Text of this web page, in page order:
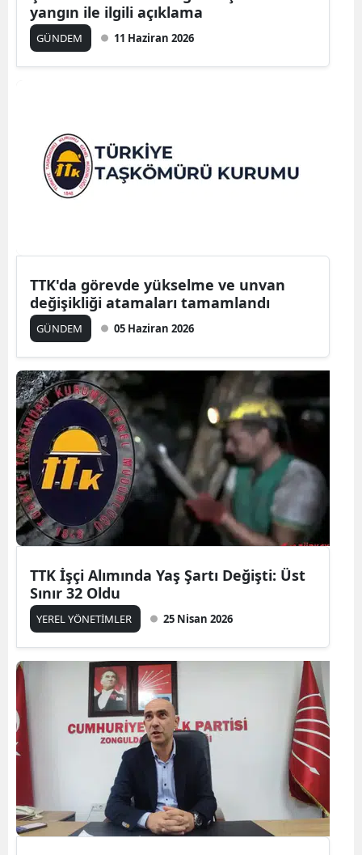
yangın ile ilgili açıklama
GÜNDEM 11 Haziran 2026
TTK'da görevde yükselme ve unvan
değişikliği atamaları tamamlandı
GÜNDEM 05 Haziran 2026
TTK İşçi Alımında Yaş Şartı Değişti: Üst
Sınır 32 Oldu
YEREL YÖNETİMLER 25 Nisan 2026